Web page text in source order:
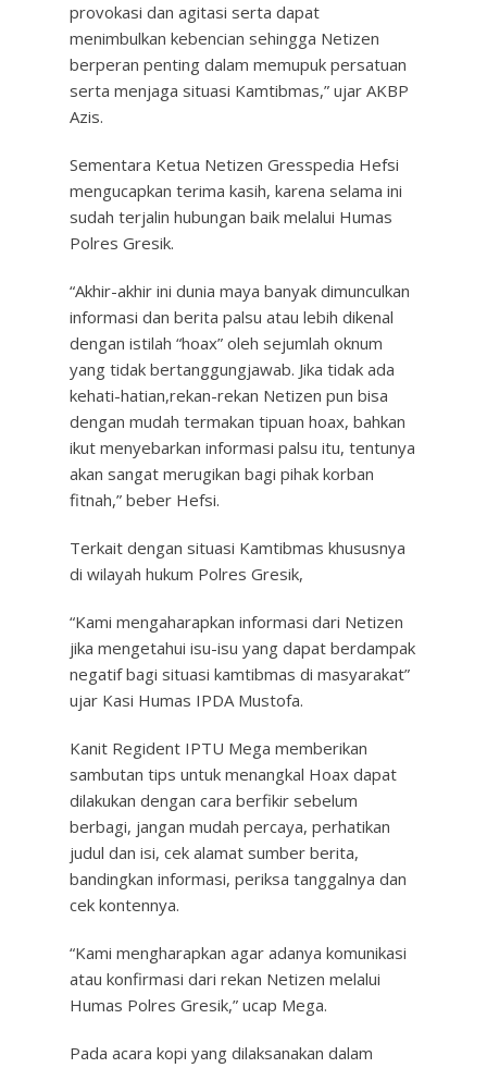
provokasi dan agitasi serta dapat
menimbulkan kebencian sehingga Netizen
berperan penting dalam memupuk persatuan
serta menjaga situasi Kamtibmas,” ujar AKBP
Azis.
Sementara Ketua Netizen Gresspedia Hefsi
mengucapkan terima kasih, karena selama ini
sudah terjalin hubungan baik melalui Humas
Polres Gresik.
“Akhir-akhir ini dunia maya banyak dimunculkan
informasi dan berita palsu atau lebih dikenal
dengan istilah “hoax” oleh sejumlah oknum
yang tidak bertanggungjawab. Jika tidak ada
kehati-hatian,rekan-rekan Netizen pun bisa
dengan mudah termakan tipuan hoax, bahkan
ikut menyebarkan informasi palsu itu, tentunya
akan sangat merugikan bagi pihak korban
fitnah,” beber Hefsi.
Terkait dengan situasi Kamtibmas khususnya
di wilayah hukum Polres Gresik,
“Kami mengaharapkan informasi dari Netizen
jika mengetahui isu-isu yang dapat berdampak
negatif bagi situasi kamtibmas di masyarakat”
ujar Kasi Humas IPDA Mustofa.
Kanit Regident IPTU Mega memberikan
sambutan tips untuk menangkal Hoax dapat
dilakukan dengan cara berfikir sebelum
berbagi, jangan mudah percaya, perhatikan
judul dan isi, cek alamat sumber berita,
bandingkan informasi, periksa tanggalnya dan
cek kontennya.
“Kami mengharapkan agar adanya komunikasi
atau konfirmasi dari rekan Netizen melalui
Humas Polres Gresik,” ucap Mega.
Pada acara kopi yang dilaksanakan dalam